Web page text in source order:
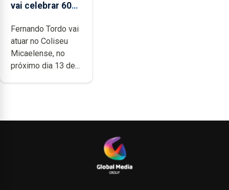
vai celebrar 60
no Coliseu
Micaelense
Fernando Tordo vai
atuar no Coliseu
Micaelense, no
próximo dia 13 de...